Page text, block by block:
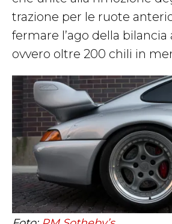
trazione per le ruote
fermare l’ago della bilancia
ovvero oltre 200 chili in